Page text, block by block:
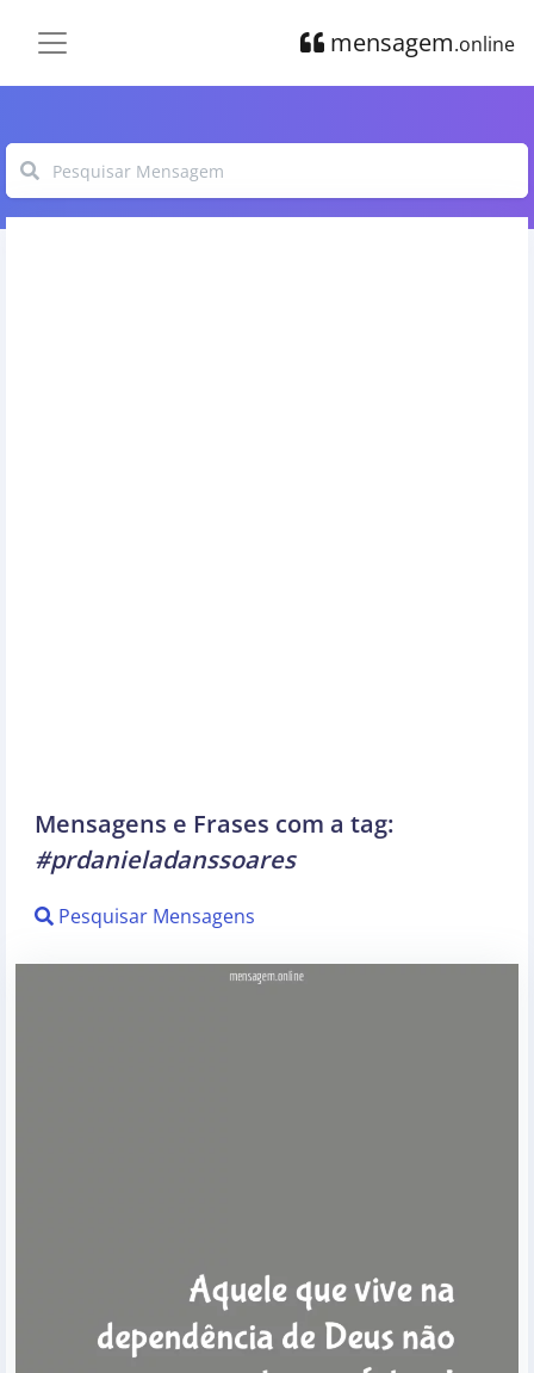
mensagem.online
Mensagens e Frases com a tag:
#prdanieladanssoares
Pesquisar Mensagens